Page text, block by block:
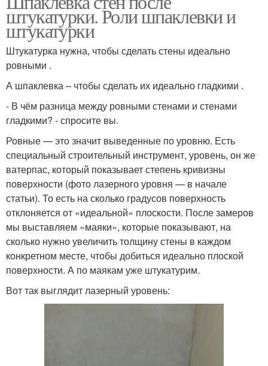
штукатурки. Роли шпаклевки и
штукатурки
Штукатурка нужна, чтобы сделать стены идеально
ровными .
А шпаклевка – чтобы сделать их идеально гладкими .
- В чём разница между ровными стенами и стенами
гладкими? - спросите вы.
Ровные — это значит выведенные по уровню. Есть
специальный строительный инструмент, уровень, он же
ватерпас, который показывает степень кривизны
поверхности (фото лазерного уровня — в начале
статьи). То есть на сколько градусов поверхность
отклоняется от «идеальной» плоскости. После замеров
мы выставляем «маяки», которые показывают, на
сколько нужно увеличить толщину стены в каждом
конкретном месте, чтобы добиться идеально плоской
поверхности. А по маякам уже штукатурим.
Вот так выглядит лазерный уровень: